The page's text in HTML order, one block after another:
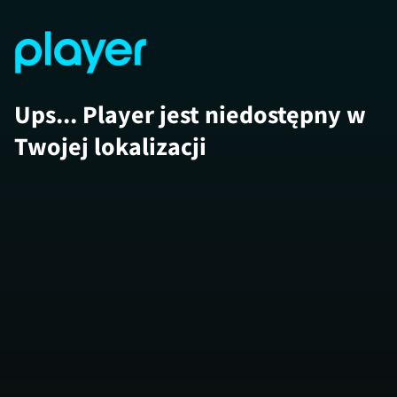
Ups... Player jest niedostępny w
Twojej lokalizacji